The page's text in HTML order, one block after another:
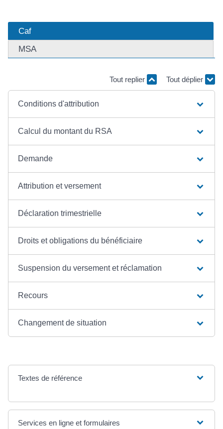
Caf
MSA
Tout replier Tout déplier
Conditions d'attribution
Calcul du montant du RSA
Demande
Attribution et versement
Déclaration trimestrielle
Droits et obligations du bénéficiaire
Suspension du versement et réclamation
Recours
Changement de situation
Textes de référence
Services en ligne et formulaires